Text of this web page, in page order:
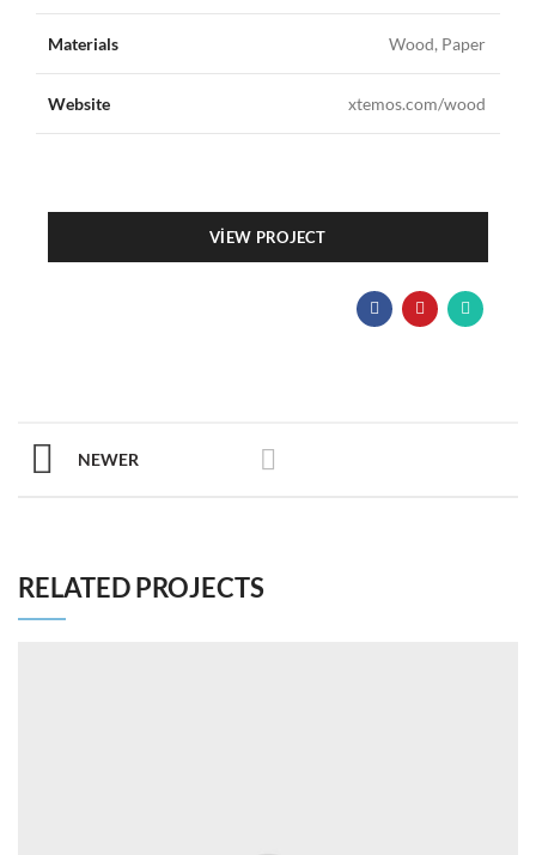
Materials Wood, Paper
Website xtemos.com/wood
VIEW PROJECT
NEWER
RELATED PROJECTS